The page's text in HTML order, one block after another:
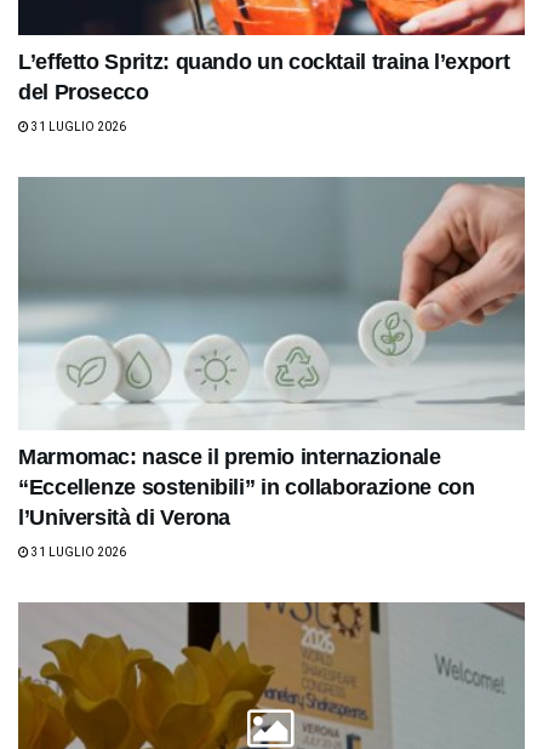
L’effetto Spritz: quando un cocktail traina l’export
del Prosecco
31 LUGLIO 2026
Marmomac: nasce il premio internazionale
“Eccellenze sostenibili” in collaborazione con
l’Università di Verona
31 LUGLIO 2026